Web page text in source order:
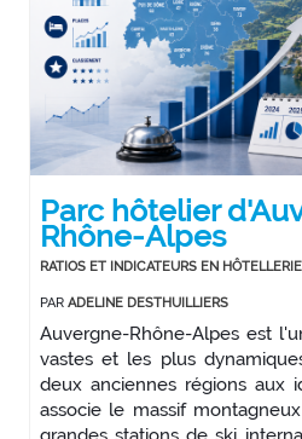
Parc hôtelier
Rhône-Alpes
RATIOS ET INDICATEURS EN HÔTELLERIE
PAR ADELINE DESTHUILLIERS
Auvergne-Rhône-Alpes est
vastes et les plus
deux anciennes régions aux
associe le massif